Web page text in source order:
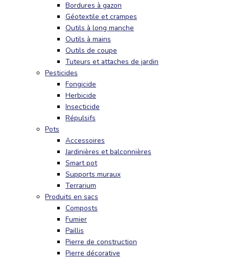
Bordures à gazon
Géotextile et crampes
Outils à long manche
Outils à mains
Outils de coupe
Tuteurs et attaches de jardin
Pesticides
Fongicide
Herbicide
Insecticide
Répulsifs
Pots
Accessoires
Jardinières et balconnières
Smart pot
Supports muraux
Terrarium
Produits en sacs
Composts
Fumier
Paillis
Pierre de construction
Pierre décorative